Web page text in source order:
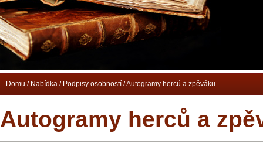
Autogramy herců a
Domu / Nabídka / Podpisy osobností /Autogramy herců a zpěváků